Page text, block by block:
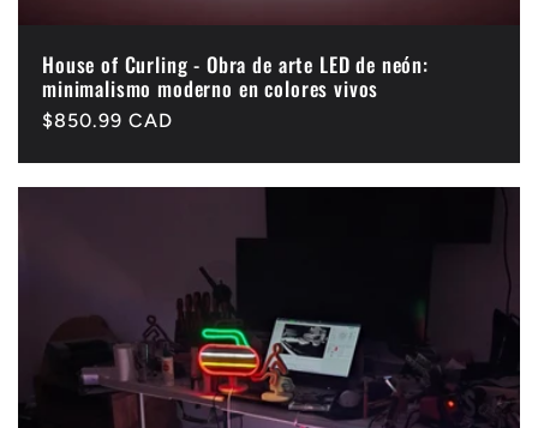
House of Curling - Obra de arte LED de neón:
minimalismo moderno en colores vivos
Precio
$850.99 CAD